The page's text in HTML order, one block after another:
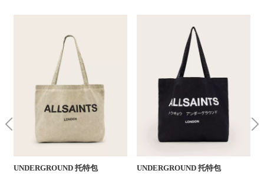
UNDERGROUND 托特包 UNDERGROUND 托特包